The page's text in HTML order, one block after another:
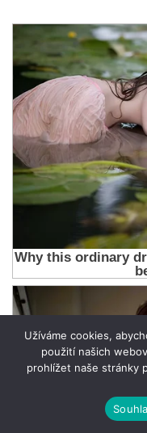
Užíváme cookies,
použití našich
prohlížet naše stránky